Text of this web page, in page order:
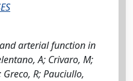
arterial function in
A; Crivaro, M;
R; Pauciullo,